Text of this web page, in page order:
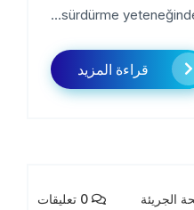
sürdürme
قراءة المزيد